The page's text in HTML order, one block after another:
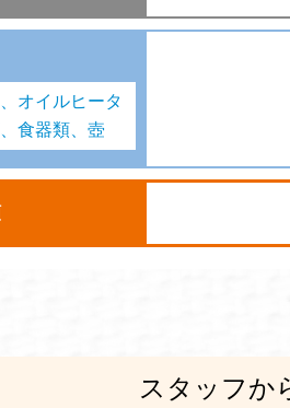
オイルヒータ
食器類、壺
スタッフか